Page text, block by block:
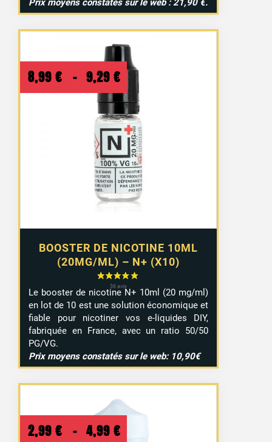
Prix moyens constatés sur le web : 21,90 €.
BOOSTER DE NICOTINE 10ML
(20MG/ML) – N+ (X10)
8,99 € – 9,29 € Plage
de
prix :
8,99 €
à
9,29 €
Le booster de nicotine N+ 10ml (20 mg/ml)
en lot de 10 est une solution économique et
fiable pour nicotiner vos e-liquides DIY,
fabriquée en France, avec un ratio 50/50
PG/VG.
Prix moyens constatés sur le web: 10,90€
2,99 € – 4,99 €